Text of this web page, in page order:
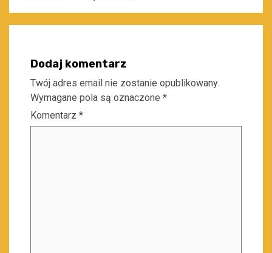
Dodaj komentarz
Twój adres email nie zostanie opublikowany.
Wymagane pola są oznaczone *
Komentarz *